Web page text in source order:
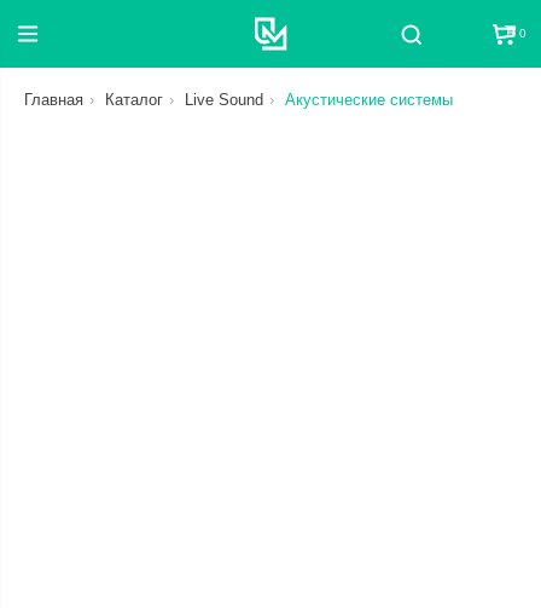
Поиск 0
Главная Каталог Live Sound Акустические системы